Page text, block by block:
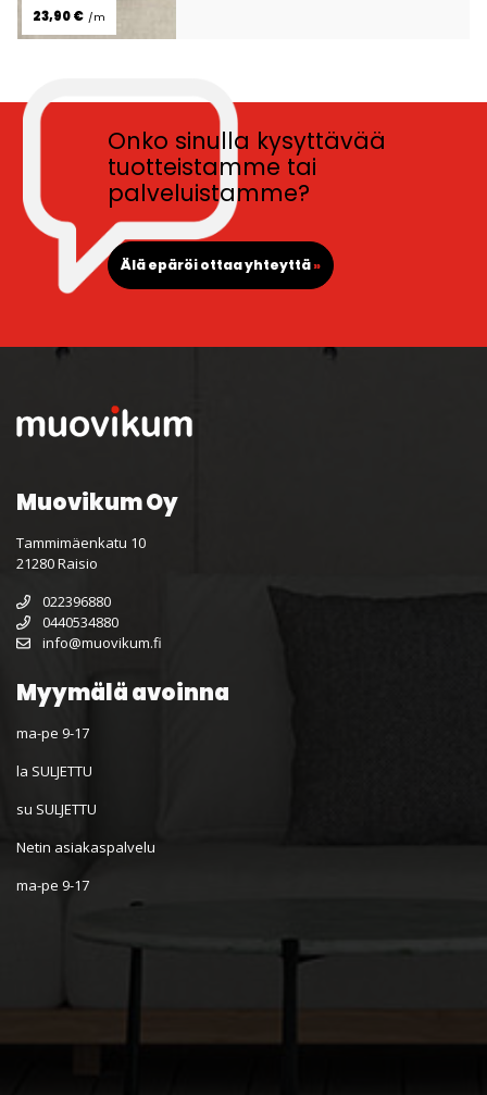
23,90 € /m
Onko sinulla kysyttävää
tuotteistamme tai
palveluistamme?
Älä epäröi ottaa yhteyttä»
Muovikum Oy
Tammimäenkatu 10
21280 Raisio
022396880
0440534880
info@muovikum.fi
Myymälä avoinna
ma-pe 9-17
la SULJETTU
su SULJETTU
Netin asiakaspalvelu
ma-pe 9-17